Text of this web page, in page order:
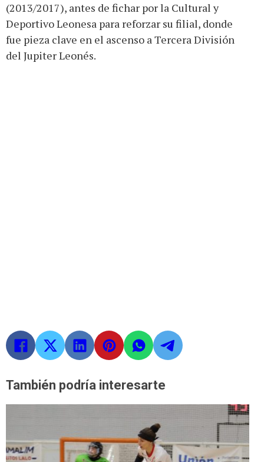
(2013/2017), antes de fichar por la Cultural y
Deportivo Leonesa para reforzar su filial, donde
fue pieza clave en el ascenso a Tercera División
del Jupiter Leonés.
También podría interesarte